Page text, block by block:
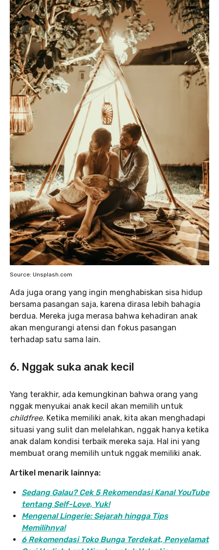
Source: Unsplash.com
Ada juga orang yang ingin menghabiskan sisa hidup
bersama pasangan saja, karena dirasa lebih bahagia
berdua. Mereka juga merasa bahwa kehadiran anak
akan mengurangi atensi dan fokus pasangan
terhadap satu sama lain.
6. Nggak suka anak kecil
Yang terakhir, ada kemungkinan bahwa orang yang
nggak menyukai anak kecil akan memilih untuk
childfree. Ketika memiliki anak, kita akan menghadapi
situasi yang sulit dan melelahkan, nggak hanya ketika
anak dalam kondisi terbaik mereka saja. Hal ini yang
membuat orang memilih untuk nggak memiliki anak.
Artikel menarik lainnya:
Sedang Galau? Cek 5 Rekomendasi Kanal YouTube
tentang Self-Love, Yuk!
Mengenal Lingerie: Sejarah hingga Tips
Memilihnya!
6 Rekomendasi Toko Bunga Terdekat, Penyelamat